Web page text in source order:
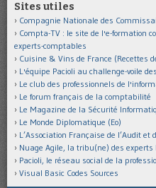
Sites utiles
Compagnie Nationale des
Compta-TV : le site de l'e-formation
experts-comptables
Cuisine & Vins de France (Recettes
L'équipe Pacioli au challenge-voile
Le club des professionnels de
Le forum français de la comptabilité
Le Magazine de la Sécurité
Le Monde Diplomatique (Eo)
L’Association Française de l’Audit
Nuage Agile, la tribu(ne) des experts
Pacioli, le réseau social de la
Visual Basic Codes Sources